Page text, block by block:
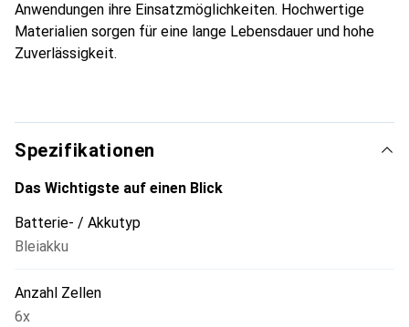
Anwendungen ihre Einsatzmöglichkeiten. Hochwertige
Materialien sorgen für eine lange Lebensdauer und hohe
Zuverlässigkeit.
Spezifikationen
Das Wichtigste auf einen Blick
Batterie- / Akkutyp
Bleiakku
Anzahl Zellen
6x